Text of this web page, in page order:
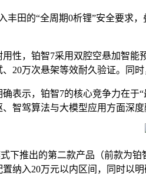
丰田的“全周期0析锂”安全要求
性，铂智7采用双腔空悬加智
20万次悬架等效耐久验证。同
表示，铂智7的核心竞争力在
智驾算法与大模型应用方面深
下推出的第二款产品（前款为
纳入20万元以内区间，同时以